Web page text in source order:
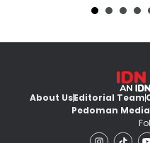
About UsEditorial Team
Pedoman